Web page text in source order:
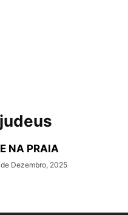
NA PRAIA
Dezembro, 2025